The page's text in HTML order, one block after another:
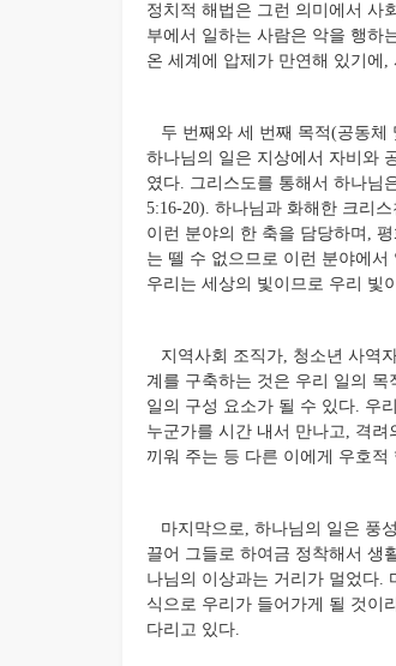
정치적 해법은 그런 의미에서 사
부에서 일하는 사람은 악을 행하
온 세계에 압제가 만연해 있기에
두 번째와 세 번째 목적(공동체
하나님의 일은 지상에서 자비와
였다. 그리스도를 통해서 하나님
5:16-20). 하나님과 화해한 크리
이런 분야의 한 축을 담당하며,
는 뗄 수 없으므로 이런 분야에
우리는 세상의 빛이므로 우리 빛
지역사회 조직가, 청소년 사역
계를 구축하는 것은 우리 일의 목
일의 구성 요소가 될 수 있다. 우
누군가를 시간 내서 만나고, 격
끼워 주는 등 다른 이에게 우호
마지막으로, 하나님의 일은 풍
끌어 그들로 하여금 정착해서 생
나님의 이상과는 거리가 멀었다.
식으로 우리가 들어가게 될 것이
다리고 있다.